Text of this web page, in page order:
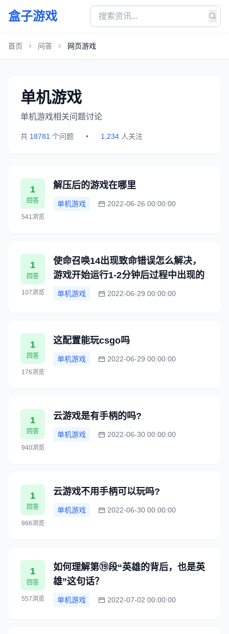
盒子游戏
首页 问答 网页游戏
单机游戏
单机游戏相关问题讨论
共 18781 个问题 • 1,234 人关注
1
回答
541浏览
解压后的游戏在哪里
单机游戏 2022-06-26 00:00:00
1
回答
107浏览
使命召唤14出现致命错误怎么解决，
游戏开始运行1-2分钟后过程中出现的
单机游戏 2022-06-29 00:00:00
1
回答
176浏览
这配置能玩csgo吗
单机游戏 2022-06-29 00:00:00
1
回答
940浏览
云游戏是有手柄的吗?
单机游戏 2022-06-30 00:00:00
1
回答
866浏览
云游戏不用手柄可以玩吗?
单机游戏 2022-06-30 00:00:00
1
回答
557浏览
如何理解第⑲段“英雄的背后，也是英
雄”这句话？
单机游戏 2022-07-02 00:00:00